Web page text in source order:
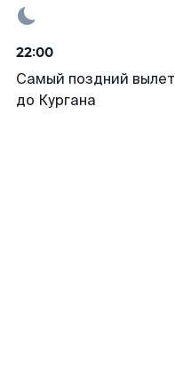
22:00
Самый поздний вылет
до Кургана